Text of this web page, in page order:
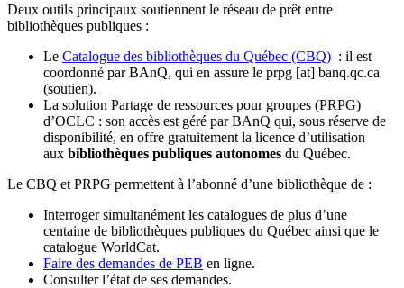
Deux outils principaux soutiennent le réseau de prêt entre
bibliothèques publiques :
Le Catalogue des bibliothèques du Québec (CBQ) : il est
coordonné par BAnQ, qui en assure le prpg [at] banq.qc.ca
(soutien).
La solution Partage de ressources pour groupes (PRPG)
d’OCLC : son accès est géré par BAnQ qui, sous réserve de
disponibilité, en offre gratuitement la licence d’utilisation
aux bibliothèques publiques autonomes du Québec.
Le CBQ et PRPG permettent à l’abonné d’une bibliothèque de :
Interroger simultanément les catalogues de plus d’une
centaine de bibliothèques publiques du Québec ainsi que le
catalogue WorldCat.
Faire des demandes de PEB en ligne.
Consulter l’état de ses demandes.